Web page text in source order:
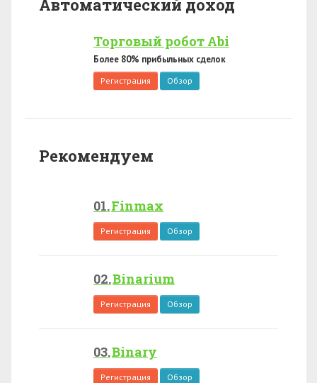
Автоматический доход
Торговый робот Abi
Более 80% прибыльных сделок
Регистрация Обзор
Рекомендуем
Finmax
Регистрация Обзор
Binarium
Регистрация Обзор
Binary
Регистрация Обзор